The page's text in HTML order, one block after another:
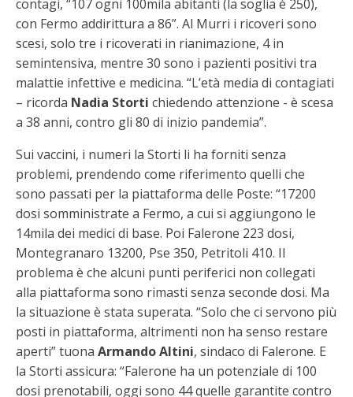
contagi, “107 ogni 100mila abitanti (la soglia è 250),
con Fermo addirittura a 86”. Al Murri i ricoveri sono
scesi, solo tre i ricoverati in rianimazione, 4 in
semintensiva, mentre 30 sono i pazienti positivi tra
malattie infettive e medicina. “L’età media di contagiati
– ricorda Nadia Storti chiedendo attenzione - è scesa
a 38 anni, contro gli 80 di inizio pandemia”.
Sui vaccini, i numeri la Storti li ha forniti senza
problemi, prendendo come riferimento quelli che
sono passati per la piattaforma delle Poste: “17200
dosi somministrate a Fermo, a cui si aggiungono le
14mila dei medici di base. Poi Falerone 223 dosi,
Montegranaro 13200, Pse 350, Petritoli 410. Il
problema è che alcuni punti periferici non collegati
alla piattaforma sono rimasti senza seconde dosi. Ma
la situazione è stata superata. “Solo che ci servono più
posti in piattaforma, altrimenti non ha senso restare
aperti” tuona Armando Altini, sindaco di Falerone. E
la Storti assicura: “Falerone ha un potenziale di 100
dosi prenotabili, oggi sono 44 quelle garantite contro